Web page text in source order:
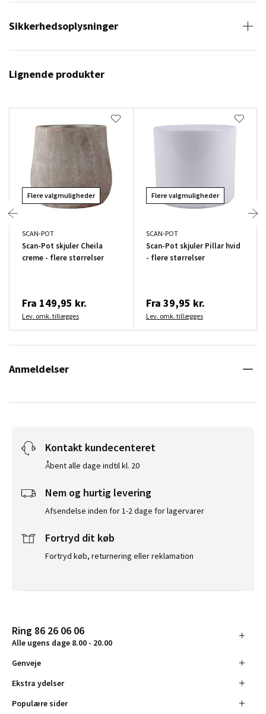
Sikkerhedsoplysninger
Lignende produkter
Flere valgmuligheder
SCAN-POT
Scan-Pot skjuler Cheila
creme - flere størrelser
Fra 149,95 kr.
Lev. omk. tillægges
Flere valgmuligheder
SCAN-POT
Scan-Pot skjuler Pillar hvid
- flere størrelser
Fra 39,95 kr.
Lev. omk. tillægges
Anmeldelser
Kontakt kundecenteret
Åbent alle dage indtil kl. 20
Nem og hurtig levering
Afsendelse inden for 1-2 dage for lagervarer
Fortryd dit køb
Fortryd køb, returnering eller reklamation
Ring 86 26 06 06
Alle ugens dage 8.00 - 20.00
Genveje
Ekstra ydelser
Populære sider